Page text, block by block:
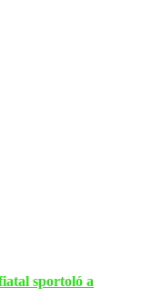
sportoló a